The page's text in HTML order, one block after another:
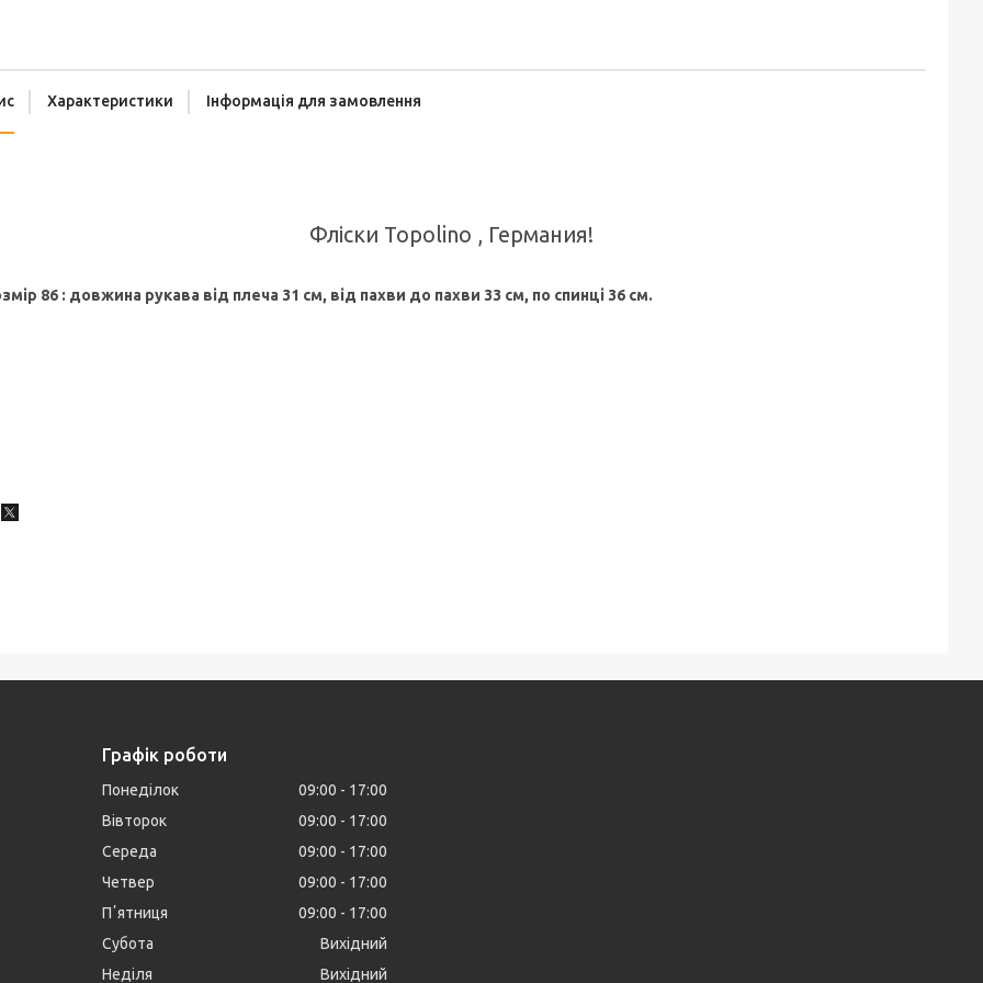
Характеристики Інформація для замовлення
Фліски Topolino , Германия!
86 : довжина рукава від плеча 31 см, від пахви до пахви 33 см, по спинці 36 см.
Графік роботи
Понеділок 09:00
17:00
Вівторок
09:00
17:00
Середа
09:00
17:00
Четвер
09:00
17:00
Пʼятниця
09:00
17:00
Субота
Вихідний
Неділя
Вихідний